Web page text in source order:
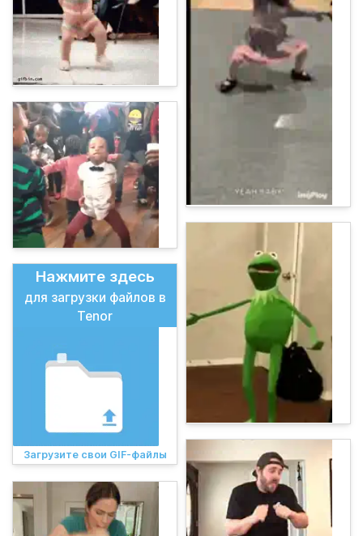
Нажмите здесь
для загрузки файлов в
Tenor
Загрузите свои GIF-файлы